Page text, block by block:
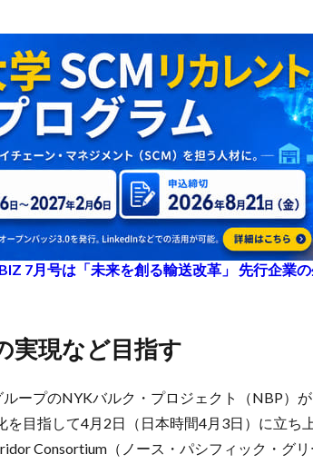
7月号は「未来を創る輸送改革」 先行企業
実現など目指す
ープのNYKバルク・プロジェクト（NBP）
を目指して4月2日（日本時間4月3日）に立ち
Consortium（ノース・パシフィック・グ